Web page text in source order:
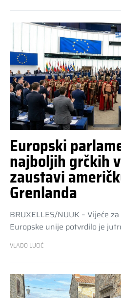
Europski
najboljih grčkih
zaustavi
Grenlanda
BRUXELLES/NUUK – Vijeće
Europske unije potvrdilo je
VLADO LUCIĆ